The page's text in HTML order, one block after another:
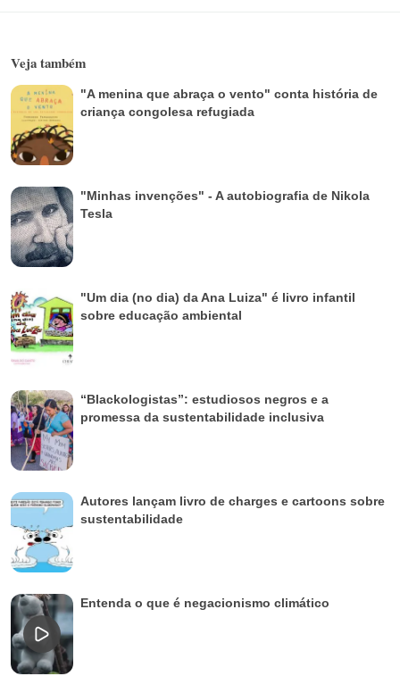
Veja também
"A menina que abraça o vento" conta história de
criança congolesa refugiada
"Minhas invenções" - A autobiografia de Nikola
Tesla
"Um dia (no dia) da Ana Luiza" é livro infantil
sobre educação ambiental
“Blackologistas”: estudiosos negros e a
promessa da sustentabilidade inclusiva
Autores lançam livro de charges e cartoons sobre
sustentabilidade
Entenda o que é negacionismo climático